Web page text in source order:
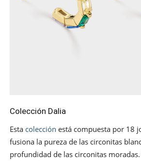
Colección Dalia
Esta colección está compuesta por 18
fusiona la pureza de las circonitas
profundidad de las circonitas moradas.